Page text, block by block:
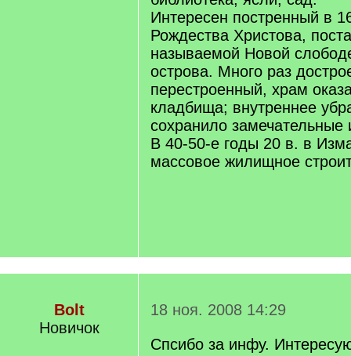
Интересен постренный в
Рождества Христова,
называемой Новой
острова. Много раз
перестроенный, храм
кладбища; внутреннее
сохранило замечательные
В 40-50-е годы 20 в. в
массовое жилищное
Bolt
Новичок
18 ноя. 2008 14:29
Спсибо за инфу.